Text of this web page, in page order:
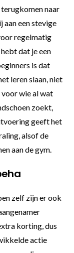
naar
een stevige
regelmatig
dat je een
is dat
leren slaan, niet
wie al wat
zoekt,
geeft het
alsof de
aan de gym.
zelf zijn er ook
korting, dus
actie